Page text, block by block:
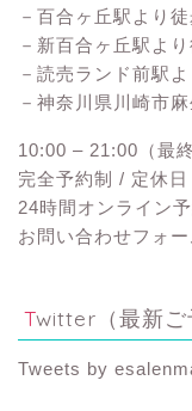
－百合ヶ丘駅より
－新百合ヶ丘駅よ
－読売ランド前駅
－神奈川県川崎市
10:00 – 21:00（最
完全予約制 / 定休
24時間オンライン
お問い合わせフォ
Twitter（最新ご
Tweets by